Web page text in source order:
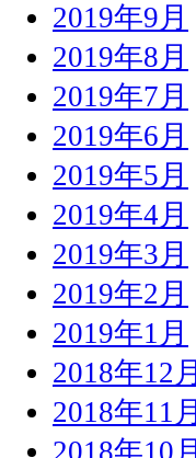
2019年9月
2019年8月
2019年7月
2019年6月
2019年5月
2019年4月
2019年3月
2019年2月
2019年1月
2018年12月
2018年11月